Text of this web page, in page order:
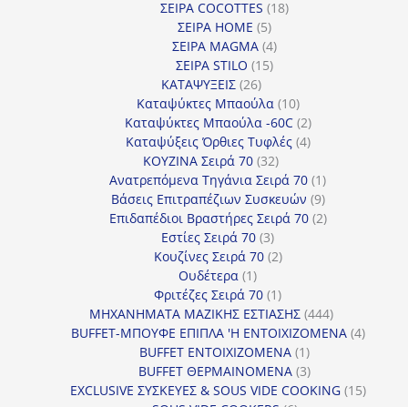
προϊόντα
ΣΕΙΡΑ COCOTTES 1818
ΣΕΙΡΑ HOME 55
προϊόντα
ΣΕΙΡΑ MAGMA 44
προϊόντα
ΣΕΙΡΑ STILO 1515
ΚΑΤΑΨΥΞΕΙΣ 2626
προϊόντα
Καταψύκτες Μπαούλα 1010
προϊόντα
Καταψύκτες Μπαούλα -60C 22
προϊόντα
Καταψύξεις Όρθιες Τυφλές 44
ΚΟΥΖΙΝΑ Σειρά 70 3232
προϊόντα
Ανατρεπόμενα Τηγάνια Σειρά 70 11
προϊόν
Βάσεις Επιτραπέζιων Συσκευών 99
προϊόντα
Επιδαπέδιοι Βραστήρες Σειρά 70 22
Εστίες Σειρά 70 33
προϊόντα
Κουζίνες Σειρά 70 22
Ουδέτερα 11
προϊόν
Φριτέζες Σειρά 70 11
προϊόν
ΜΗΧΑΝΗΜΑΤΑ ΜΑΖΙΚΗΣ ΕΣΤΙΑΣΗΣ 444444
προϊόντα
BUFFET-ΜΠΟΥΦΕ ΕΠΙΠΛΑ 'Η ΕΝΤΟΙΧΙΖΟΜΕΝΑ 44
BUFFET ΕΝΤΟΙΧΙΖΟΜΕΝΑ 11
προϊόν
BUFFET ΘΕΡΜΑΙΝΟΜΕΝΑ 33
προϊόντα
EXCLUSIVE ΣΥΣΚΕΥΕΣ & SOUS VIDE COOKING 1515